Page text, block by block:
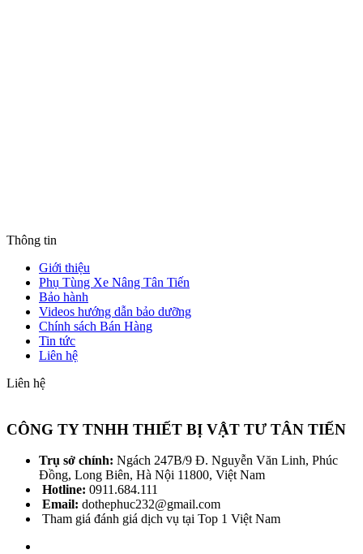
Thông tin
Giới thiệu
Phụ Tùng Xe Nâng Tân Tiến
Bảo hành
Videos hướng dẫn bảo dưỡng
Chính sách Bán Hàng
Tin tức
Liên hệ
Liên hệ
CÔNG TY TNHH THIẾT BỊ VẬT TƯ TÂN TIẾN
Trụ sở chính: Ngách 247B/9 Đ. Nguyễn Văn Linh, Phúc
Đồng, Long Biên, Hà Nội 11800, Việt Nam
Hotline: 0911.684.111
Email: dothephuc232@gmail.com
Tham giá đánh giá dịch vụ tại Top 1 Việt Nam